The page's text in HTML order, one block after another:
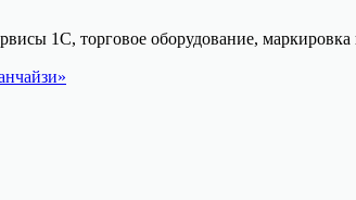
1С, торговое оборудование,